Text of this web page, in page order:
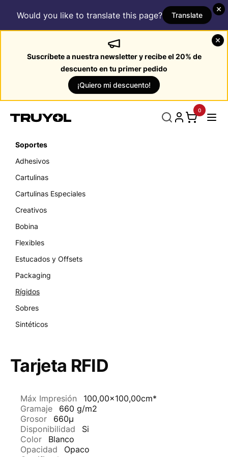
Would you like to translate this page? Translate
Suscríbete a nuestra newsletter y recibe el 20% de
descuento en tu primer pedido
¡Quiero mi descuento!
0
Soportes
Adhesivos
Cartulinas
Cartulinas Especiales
Creativos
Bobina
Flexibles
Estucados y Offsets
Packaging
Rígidos
Sobres
Sintéticos
Tarjeta RFID
Máx Impresión
100,00x100,00cm*
Gramaje
660 g/m2
Grosor
660µ
Disponibilidad
Si
Color
Blanco
Opacidad
Opaco